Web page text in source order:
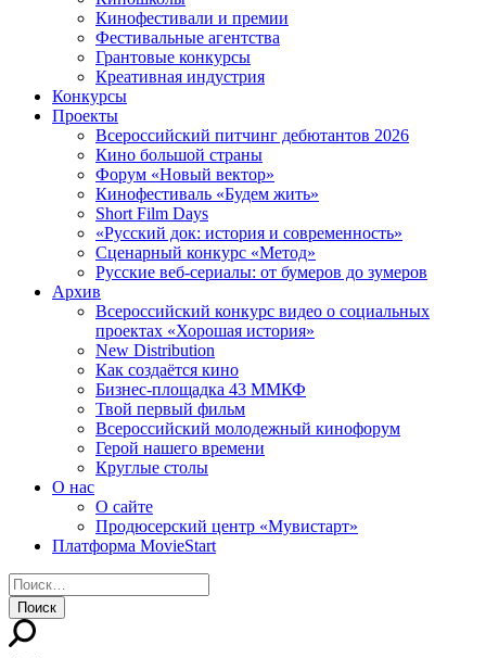
Кинофестивали и премии
Фестивальные агентства
Грантовые конкурсы
Креативная индустрия
Конкурсы
Проекты
Всероссийский питчинг дебютантов 2026
Кино большой страны
Форум «Новый вектор»
Кинофестиваль «Будем жить»
Short Film Days
«Русский док: история и современность»
Сценарный конкурс «Метод»
Русские веб-сериалы: от бумеров до зумеров
Архив
Всероссийский конкурс видео о социальных
проектах «Хорошая история»
New Distribution
Как создаётся кино
Бизнес-площадка 43 ММКФ
Твой первый фильм
Всероссийский молодежный кинофорум
Герой нашего времени
Круглые столы
О нас
О сайте
Продюсерский центр «Мувистарт»
Платформа MovieStart